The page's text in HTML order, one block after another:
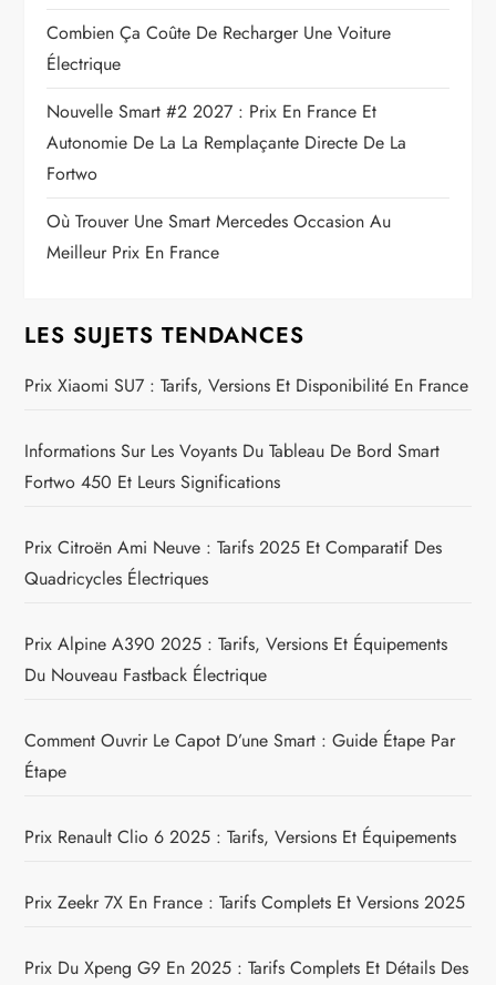
Combien Ça Coûte De Recharger Une Voiture
Électrique
Nouvelle Smart #2 2027 : Prix En France Et
Autonomie De La La Remplaçante Directe De La
Fortwo
Où Trouver Une Smart Mercedes Occasion Au
Meilleur Prix En France
LES SUJETS TENDANCES
Prix Xiaomi SU7 : Tarifs, Versions Et Disponibilité En France
Informations Sur Les Voyants Du Tableau De Bord Smart
Fortwo 450 Et Leurs Significations
Prix Citroën Ami Neuve : Tarifs 2025 Et Comparatif Des
Quadricycles Électriques
Prix Alpine A390 2025 : Tarifs, Versions Et Équipements
Du Nouveau Fastback Électrique
Comment Ouvrir Le Capot D’une Smart : Guide Étape Par
Étape
Prix Renault Clio 6 2025 : Tarifs, Versions Et Équipements
Prix Zeekr 7X En France : Tarifs Complets Et Versions 2025
Prix Du Xpeng G9 En 2025 : Tarifs Complets Et Détails Des